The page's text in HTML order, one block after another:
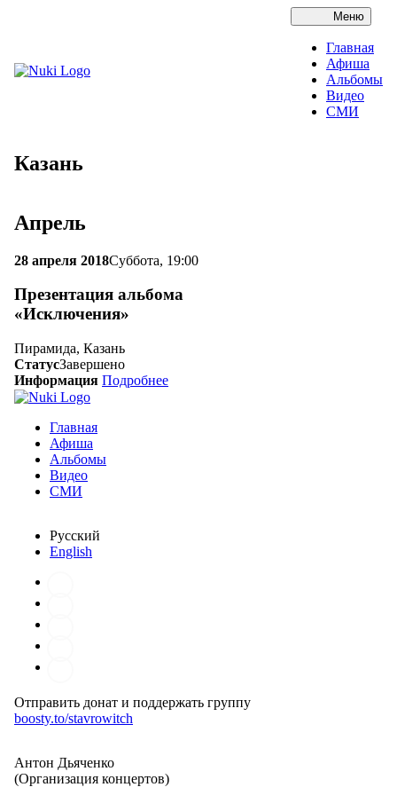
Меню
Главная
Афиша
Альбомы
Видео
СМИ
Казань
Апрель
28 апреля 2018Суббота, 19:00
Презентация альбома
«Исключения»
Пирамида, Казань
СтатусЗавершено
Информация Подробнее
Главная
Афиша
Альбомы
Видео
СМИ
Русский
English
Отправить донат и поддержать группу
boosty.to/stavrowitch
Антон Дьяченко
(Организация концертов)